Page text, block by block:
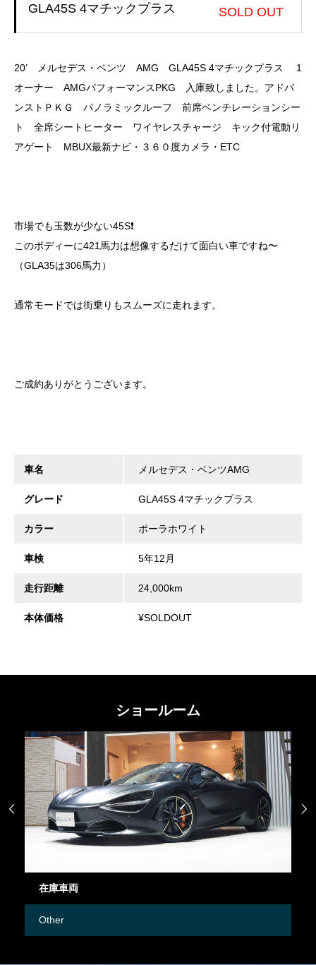
GLA45S 4マチックプラス SOLD OUT
20’ メルセデス・ベンツ AMG GLA45S 4マチックプラス 1
オーナー AMGパフォーマンスPKG 入庫致しました。アドバ
ンストＰＫＧ パノラミックルーフ 前席ベンチレーションシー
ト 全席シートヒーター ワイヤレスチャージ キック付電動リ
アゲート MBUX最新ナビ・３６０度カメラ・ETC
市場でも玉数が少ない45S❗️
このボディーに421馬力は想像するだけて面白い車ですね〜
（GLA35は306馬力）
通常モードでは街乗りもスムーズに走れます。
ご成約ありがとうございます。
車名 メルセデス・ベンツAMG
グレード GLA45S 4マチックプラス
カラー ポーラホワイト
車検 5年12月
走行距離 24,000km
本体価格 ¥SOLDOUT
ショールーム
在庫車両
Other
 